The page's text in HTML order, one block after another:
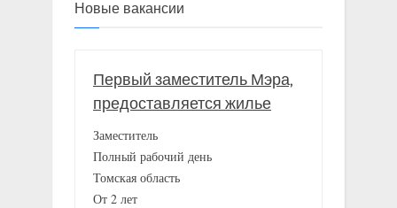
Новые вакансии
Первый заместитель Мэра,
предоставляется жилье
Заместитель
Полный рабочий день
Томская область
От 2 лет